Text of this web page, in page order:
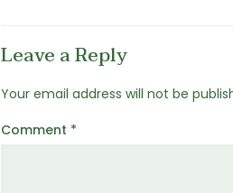
Leave a Reply
Your email address will not be
Comment *